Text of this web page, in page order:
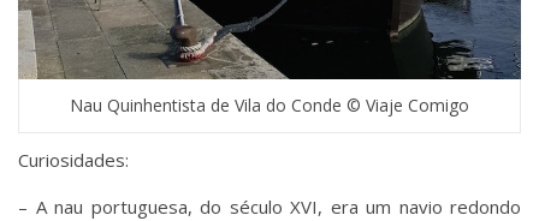
Nau Quinhentista de Vila do Conde © Viaje Comigo
Curiosidades:
– A nau portuguesa, do século XVI, era um navio redondo